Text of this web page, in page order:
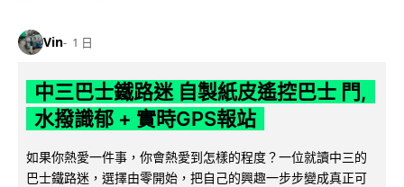
Vin 1 日
中三巴士鐵路迷 自製紙皮遙控巴士 門,
水撥識郁 + 實時GPS報站
如果你熱愛一件事，你會熱愛到怎樣的程度？一位就讀中三的
巴士鐵路迷，選擇由零開始，把自己的興趣一步步變成真正可